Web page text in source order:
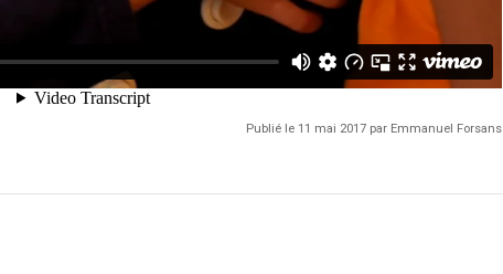
Publié le 11 mai 2017 par Emmanuel Forsans